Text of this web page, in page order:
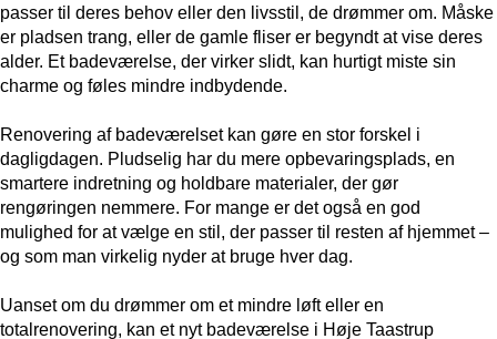
passer til deres behov eller den livsstil, de drømmer om. Måske
er pladsen trang, eller de gamle fliser er begyndt at vise deres
alder. Et badeværelse, der virker slidt, kan hurtigt miste sin
charme og føles mindre indbydende.
Renovering af badeværelset kan gøre en stor forskel i
dagligdagen. Pludselig har du mere opbevaringsplads, en
smartere indretning og holdbare materialer, der gør
rengøringen nemmere. For mange er det også en god
mulighed for at vælge en stil, der passer til resten af hjemmet –
og som man virkelig nyder at bruge hver dag.
Uanset om du drømmer om et mindre løft eller en
totalrenovering, kan et nyt badeværelse i Høje Taastrup